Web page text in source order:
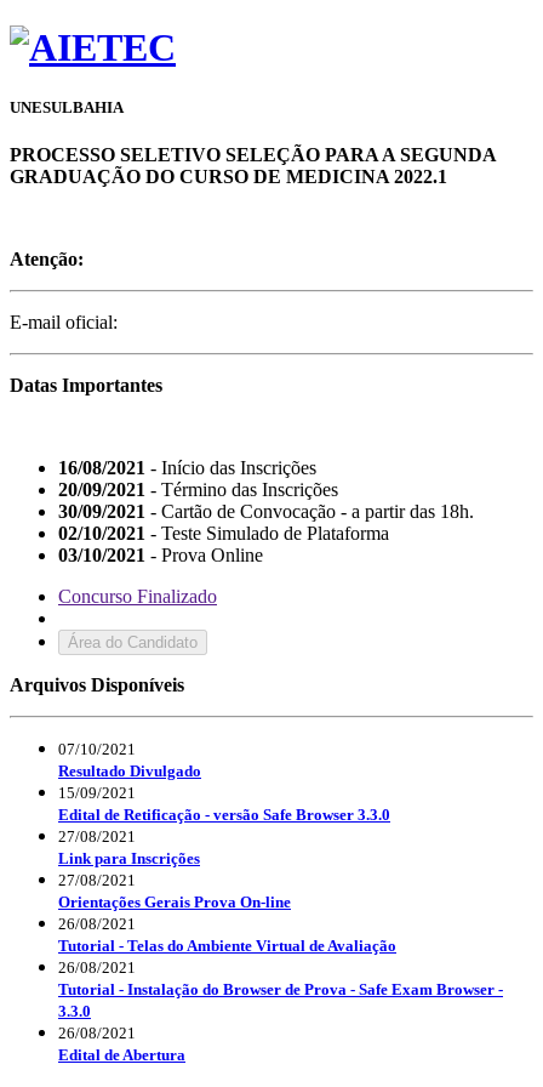
UNESULBAHIA
PROCESSO SELETIVO SELEÇÃO PARA A SEGUNDA
GRADUAÇÃO DO CURSO DE MEDICINA 2022.1
Atenção:
E-mail oficial:
Datas Importantes
16/08/2021 - Início das Inscrições
20/09/2021 - Término das Inscrições
30/09/2021 - Cartão de Convocação - a partir das 18h.
02/10/2021 - Teste Simulado de Plataforma
03/10/2021 - Prova Online
Concurso Finalizado
Área do Candidato
Arquivos Disponíveis
07/10/2021
Resultado Divulgado
15/09/2021
Edital de Retificação - versão Safe Browser 3.3.0
27/08/2021
Link para Inscrições
27/08/2021
Orientações Gerais Prova On-line
26/08/2021
Tutorial - Telas do Ambiente Virtual de Avaliação
26/08/2021
Tutorial - Instalação do Browser de Prova - Safe Exam Browser -
3.3.0
26/08/2021
Edital de Abertura